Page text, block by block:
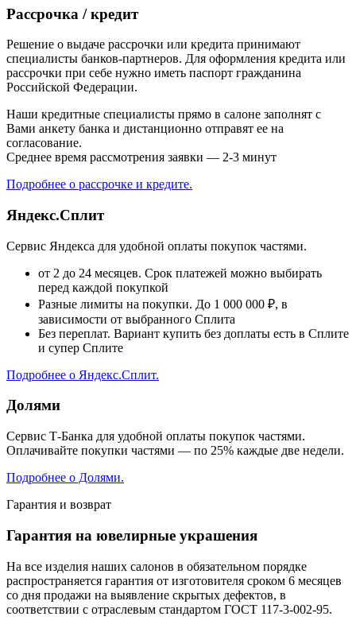
Рассрочка / кредит
Решение о выдаче рассрочки или кредита принимают
специалисты банков-партнеров. Для оформления кредита или
рассрочки при себе нужно иметь паспорт гражданина
Российской Федерации.
Наши кредитные специалисты прямо в салоне заполнят с
Вами анкету банка и дистанционно отправят ее на
согласование.
Среднее время рассмотрения заявки — 2-3 минут
Подробнее о рассрочке и кредите.
Яндекс.Сплит
Сервис Яндекса для удобной оплаты покупок частями.
от 2 до 24 месяцев. Срок платежей можно выбирать
перед каждой покупкой
Разные лимиты на покупки. До 1 000 000 ₽, в
зависимости от выбранного Сплита
Без переплат. Вариант купить без доплаты есть в Сплите
и супер Сплите
Подробнее о Яндекс.Сплит.
Долями
Сервис Т-Банка для удобной оплаты покупок частями.
Оплачивайте покупки частями — по 25% каждые две недели.
Подробнее о Долями.
Гарантия и возврат
Гарантия на ювелирные украшения
На все изделия наших салонов в обязательном порядке
распространяется гарантия от изготовителя сроком 6 месяцев
со дня продажи на выявление скрытых дефектов, в
соответствии с отраслевым стандартом ГОСТ 117-3-002-95.